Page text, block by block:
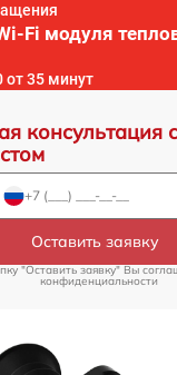
Fi модуля
от 35 минут
консультация
Оставить заявку
"Оставить заявку" Вы
конфиденциальности